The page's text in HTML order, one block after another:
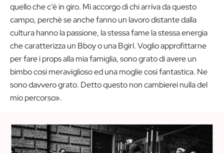
quello che c’è in giro. Mi accorgo di chi arriva da questo
campo, perchè se anche fanno un lavoro distante dalla
cultura hanno la passione, la stessa fame la stessa energia
che caratterizza un Bboy o una Bgirl. Voglio approfittarne
per fare i props alla mia famiglia, sono grato di avere un
bimbo cosi meraviglioso ed una moglie cosi fantastica. Ne
sono davvero grato. Detto questo non cambierei nulla del
mio percorso».